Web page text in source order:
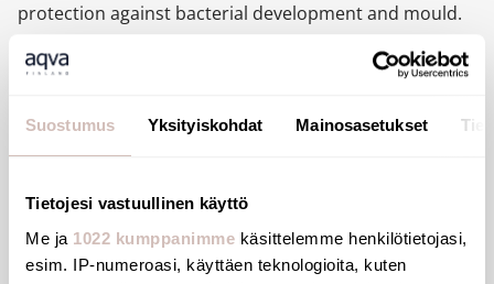
Suostumus Yksityiskohdat Mainosasetukset
Tietojesi vastuullinen käyttö
Me ja 1022 kumppanimme käsittelemme henkilötietojasi,
esim. IP-numeroasi, käyttäen teknologioita, kuten
protection against bacterial development and mould.
healthcare sector.
polymer.
and hygiene.
Good resistance to chemical products (Betadine®) and
cleaning.